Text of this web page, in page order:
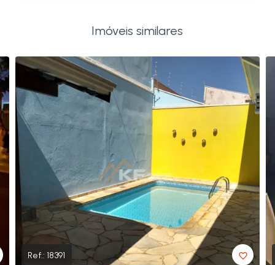
Imóveis similares
Ref.: 18391